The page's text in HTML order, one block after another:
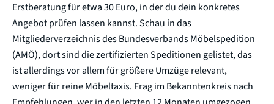
Erstberatung für etwa 30 Euro, in der du dein konkretes
Angebot prüfen lassen kannst. Schau in das
Mitgliederverzeichnis des Bundesverbands Möbelspedition
(AMÖ), dort sind die zertifizierten Speditionen gelistet, das
ist allerdings vor allem für größere Umzüge relevant,
weniger für reine Möbeltaxis. Frag im Bekanntenkreis nach